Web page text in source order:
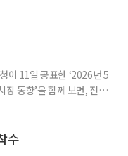
이 11일 공표한 ‘2026년 5
장 동향’을 함께 보면, 전체
수